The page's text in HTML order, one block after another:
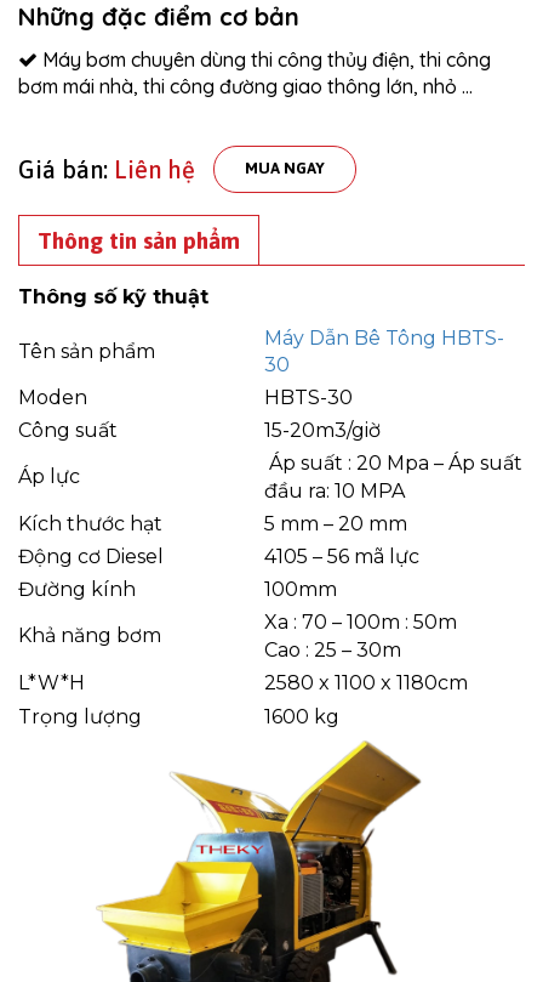
Những đặc điểm cơ bản
Máy bơm chuyên dùng thi công thủy điện, thi công
bơm mái nhà, thi công đường giao thông lớn, nhỏ ...
Giá bán: Liên hệ MUA NGAY
Thông tin sản phẩm
Thông số kỹ thuật
Tên sản phẩm
Máy Dẫn Bê Tông HBTS-
30
Moden
HBTS-30
Công suất
15-20m3/giờ
Áp lực
Áp suất : 20 Mpa – Áp suất
đầu ra: 10 MPA
Kích thước hạt
5 mm – 20 mm
Động cơ Diesel
4105 – 56 mã lực
Đường kính
100mm
Khả năng bơm
Xa : 70 – 100m : 50m
Cao : 25 – 30m
L*W*H
2580 x 1100 x 1180cm
Trọng lượng
1600 kg